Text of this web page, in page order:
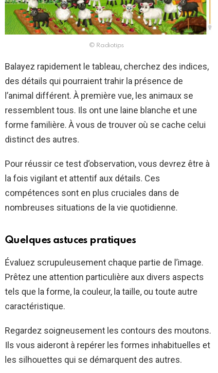
© Radiotips
Balayez rapidement le tableau, cherchez des indices,
des détails qui pourraient trahir la présence de
l’animal différent. À première vue, les animaux se
ressemblent tous. Ils ont une laine blanche et une
forme familière. À vous de trouver où se cache celui
distinct des autres.
Pour réussir ce test d’observation, vous devrez être à
la fois vigilant et attentif aux détails. Ces
compétences sont en plus cruciales dans de
nombreuses situations de la vie quotidienne.
Quelques astuces pratiques
Évaluez scrupuleusement chaque partie de l’image.
Prêtez une attention particulière aux divers aspects
tels que la forme, la couleur, la taille, ou toute autre
caractéristique.
Regardez soigneusement les contours des moutons.
Ils vous aideront à repérer les formes inhabituelles et
les silhouettes qui se démarquent des autres.